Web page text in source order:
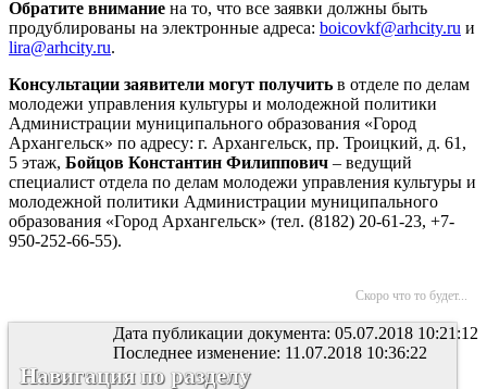
Обратите внимание на то, что все заявки должны быть
продублированы на электронные адреса: boicovkf@arhcity.ru и
lira@arhcity.ru.
Консультации заявители могут получить в отделе по делам
молодежи управления культуры и молодежной политики
Администрации муниципального образования «Город
Архангельск» по адресу: г. Архангельск, пр. Троицкий, д. 61,
5 этаж, Бойцов Константин Филиппович – ведущий
специалист отдела по делам молодежи управления культуры и
молодежной политики Администрации муниципального
образования «Город Архангельск» (тел. (8182) 20-61-23, +7-
950-252-66-55).
Скоро что то будет...
Дата публикации документа: 05.07.2018 10:21:12
Последнее изменение: 11.07.2018 10:36:22
Навигация по разделу